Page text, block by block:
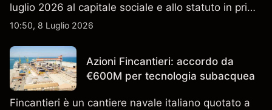
luglio 2026 al capitale sociale e allo statuto in primo
piano. Esplora i target price ISP di terze parti e
un indicatore affidabile dei risultati futuri.
10:50, 8 Luglio 2026
Azioni Fincantieri: accordo da
€600M per tecnologia subacquea
Fincantieri è un cantiere navale italiano quotato a